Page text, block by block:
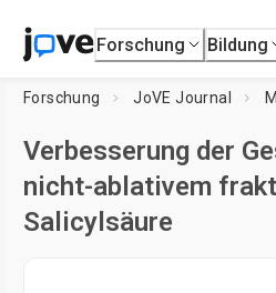
Forschung Bildung
Forschung JoVE Journal
Verbesserung der
nicht-ablativem
Salicylsäure